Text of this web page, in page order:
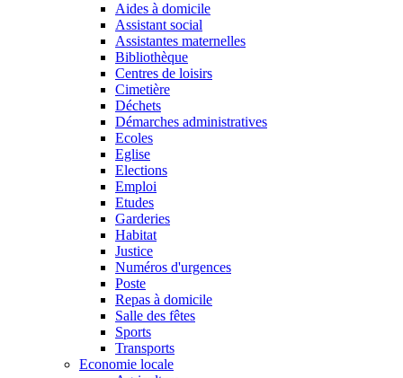
Aides à domicile
Assistant social
Assistantes maternelles
Bibliothèque
Centres de loisirs
Cimetière
Déchets
Démarches administratives
Ecoles
Eglise
Elections
Emploi
Etudes
Garderies
Habitat
Justice
Numéros d'urgences
Poste
Repas à domicile
Salle des fêtes
Sports
Transports
Economie locale